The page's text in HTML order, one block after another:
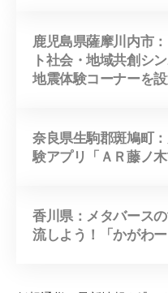
鹿児島県薩摩川内市
ト社会・地域共創シ
地震体験コーナーを
奈良県生駒郡斑鳩町
験アプリ「ＡＲ藤ノ木
香川県： メタバース
流しよう！「かがわ